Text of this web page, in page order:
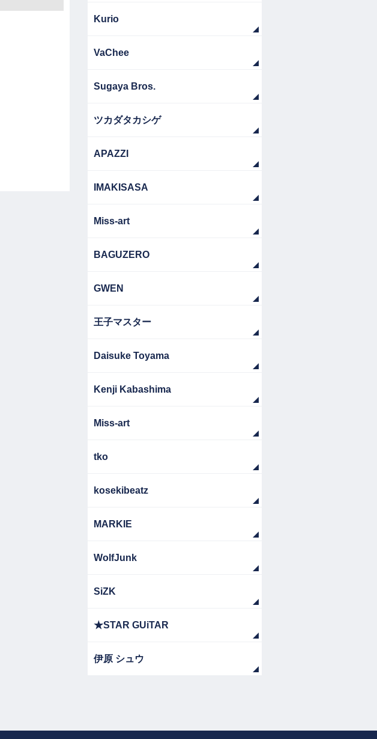
Kurio
VaChee
Sugaya Bros.
ツカダタカシゲ
APAZZI
IMAKISASA
Miss-art
BAGUZERO
GWEN
王子マスター
Daisuke Toyama
Kenji Kabashima
Miss-art
tko
kosekibeatz
MARKIE
WolfJunk
SiZK
★STAR GUiTAR
伊原 シュウ